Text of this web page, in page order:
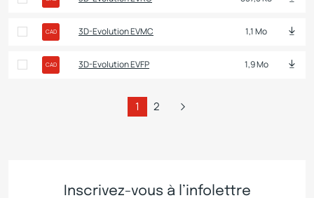
CAD 3D-Evolution EVMC 1,1 Mo
CAD 3D-Evolution EVFP 1,9 Mo
1 2
Inscrivez-vous à l’infolettre